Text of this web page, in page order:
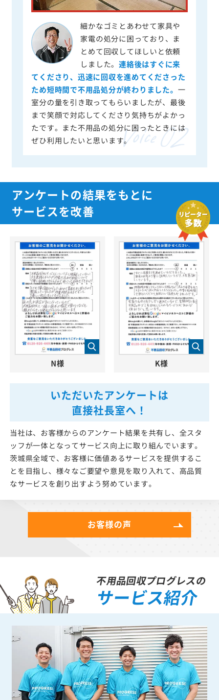
細かなゴミとあわせて家具や
家電の処分に困っており、ま
とめて回収してほしいと依頼
しました。連絡後はすぐに来
てくださり、迅速に回収を進めてくださった
ため短時間で不用品処分が終わりました。 一
室分の量を引き取ってもらいましたが、最後
まで笑顔で対応してくださり気持ちがよかっ
たです。また不用品の処分に困ったときには
ぜひ利用したいと思います。
アンケートの結果をもとに
サービスを改善
いただいたアンケートは
直接社長室へ！
当社は、お客様からのアンケート結果を共有し、全スタ
ッフが一体となってサービス向上に取り組んでいます。
茨城県全域で、お客様に価値あるサービスを提供するこ
とを目指し、様々なご要望や意見を取り入れて、高品質
なサービスを創り出すよう努めています。
N様 K様
お客様の声
不用品回収プログレスの
サービス紹介